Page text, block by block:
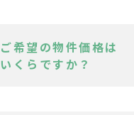
ご希望の物件価格は
いくらですか？